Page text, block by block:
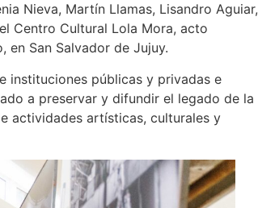
Nieva, Martín Llamas, Lisandro Aguiar,
Centro Cultural Lola Mora, acto
en San Salvador de Jujuy.
instituciones públicas y privadas e
a preservar y difundir el legado de la
actividades artísticas, culturales y